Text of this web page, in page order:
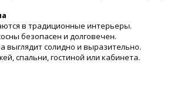
в традиционные интерьеры.
безопасен и долговечен.
выглядит солидно и выразительно.
спальни, гостиной или кабинета.